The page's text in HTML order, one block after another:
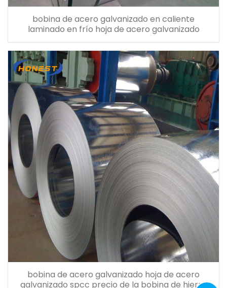
bobina de acero galvanizado en caliente
laminado en frío hoja de acero galvanizado
bobina de acero galvanizado hoja de acero
galvanizado spcc precio de la bobina de hierro